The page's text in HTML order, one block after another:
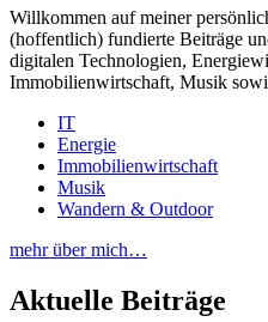
Willkommen auf meiner
(hoffentlich) fundierte Beiträge
digitalen Technologien,
Immobilienwirtschaft, Musik
IT
Energie
Immobilienwirtschaft
Musik
Wandern & Outdoor
mehr über mich…
Aktuelle Beiträge